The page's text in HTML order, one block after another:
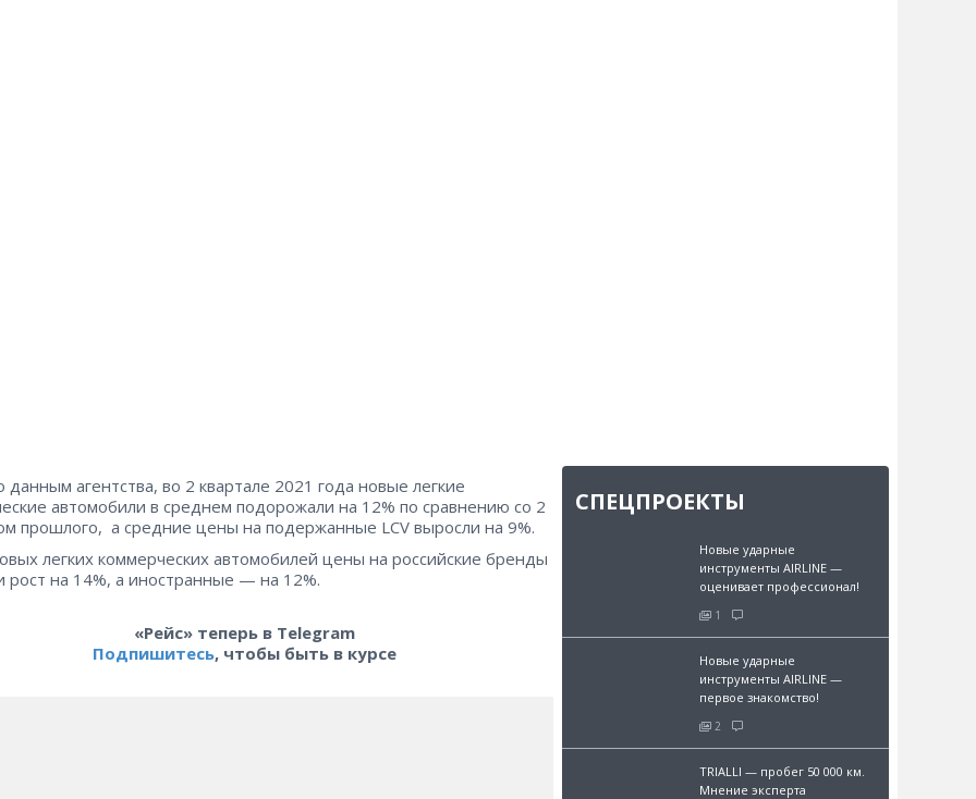
данным агентства, во 2 квартале 2021 года новые легкие
автомобили в среднем подорожали на 12% по сравнению со 2
прошлого, а средние цены на подержанные LCV выросли на 9%.
легких коммерческих автомобилей цены на российские бренды
рост на 14%, а иностранные — на 12%.
«Рейс» теперь в Telegram
Подпишитесь, чтобы быть в курсе
СПЕЦПРОЕКТЫ
Новые ударные
инструменты AIRLINE —
оценивает профессионал!
1
Новые ударные
инструменты AIRLINE —
первое знакомство!
2
TRIALLI — пробег 50 000 км.
Мнение эксперта